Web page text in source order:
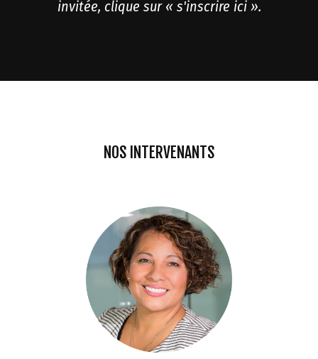
invitée, clique sur « s'inscrire ici ».
NOS INTERVENANTS